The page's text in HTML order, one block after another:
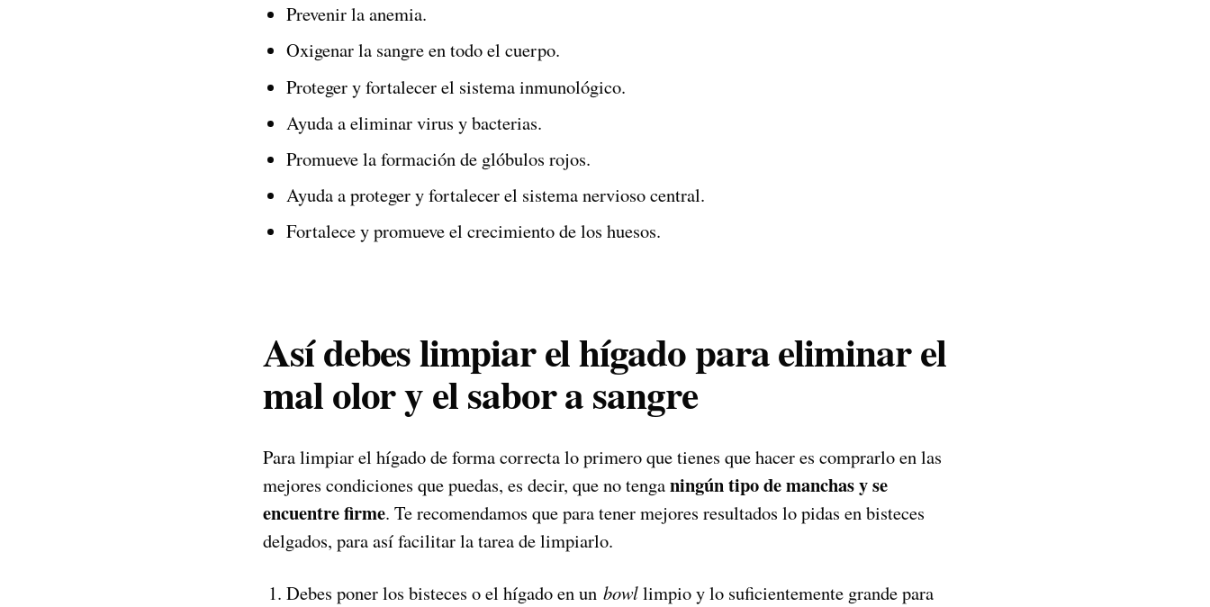
Prevenir la anemia.
Oxigenar la sangre en todo el cuerpo.
Proteger y fortalecer el sistema inmunológico.
Ayuda a eliminar virus y bacterias.
Promueve la formación de glóbulos rojos.
Ayuda a proteger y fortalecer el sistema nervioso central.
Fortalece y promueve el crecimiento de los huesos.
Así debes limpiar el hígado para eliminar el
mal olor y el sabor a sangre
Para limpiar el hígado de forma correcta lo primero que tienes que hacer es comprarlo en las
mejores condiciones que puedas, es decir, que no tenganingún tipo de manchas y se
encuentre firme. Te recomendamos que para tener mejores resultados lo pidas en bisteces
delgados, para así facilitar la tarea de limpiarlo.
Debes poner los bisteces o el hígado en un bowllimpio y lo suficientemente grande para